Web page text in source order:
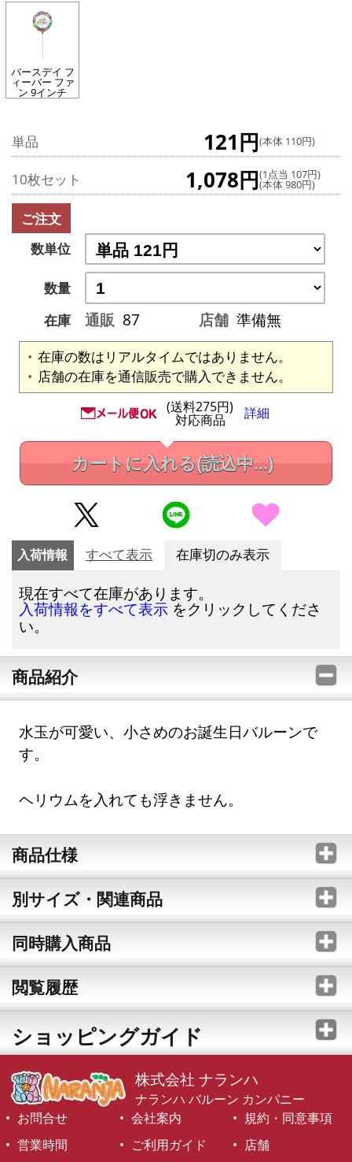
バースデイ フ
ィーバー ファ
ン 9インチ
単品 121円(本体 110円)
10枚セット 1,078円(1点当 107円)
(本体 980円)
ご注文
数単位
数量
在庫
通販 87 店舗 準備無
在庫の数はリアルタイムではありません。
店舗の在庫を通信販売で購入できません。
(送料275円)
対応商品 詳細
カートに入れる(読込中...)
入荷情報 すべて表示 在庫切のみ表示
現在すべて在庫があります。
入荷情報をすべて表示 をクリックしてくださ
い。
商品紹介
水玉が可愛い、小さめのお誕生日バルーンで
す。
ヘリウムを入れても浮きません。
商品仕様
別サイズ・関連商品
同時購入商品
閲覧履歴
ショッピングガイド
株式会社 ナランハ
ナランハ バルーン カンパニー
お問合せ
会社案内
規約・同意事項
営業時間
ご利用ガイド 店舗